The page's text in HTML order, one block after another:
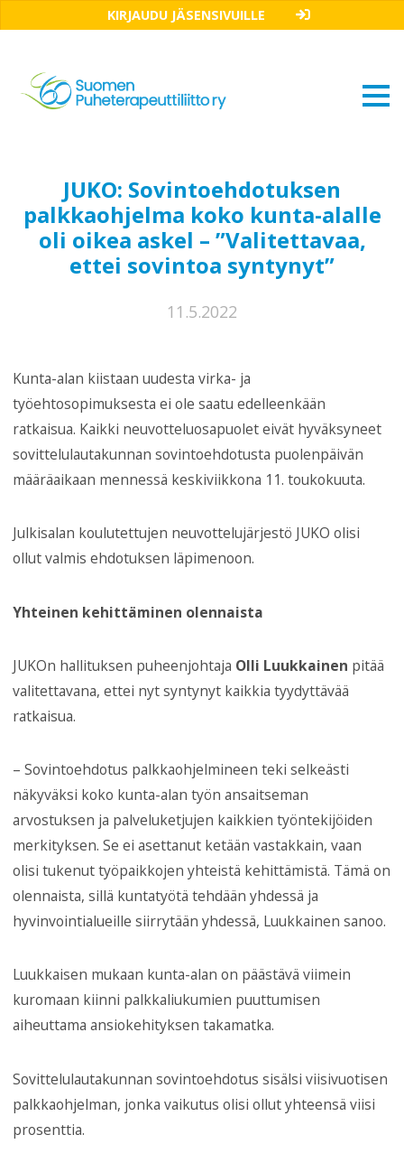
KIRJAUDU JÄSENSIVUILLE
JUKO: Sovintoehdotuksen
palkkaohjelma koko kunta-alalle
oli oikea askel – ”Valitettavaa,
ettei sovintoa syntynyt”
11.5.2022
Kunta-alan kiistaan uudesta virka- ja
työehtosopimuksesta ei ole saatu edelleenkään
ratkaisua. Kaikki neuvotteluosapuolet eivät hyväksyneet
sovittelulautakunnan sovintoehdotusta puolenpäivän
määräaikaan mennessä keskiviikkona 11. toukokuuta.
Julkisalan koulutettujen neuvottelujärjestö JUKO olisi
ollut valmis ehdotuksen läpimenoon.
Yhteinen kehittäminen olennaista
JUKOn hallituksen puheenjohtaja Olli Luukkainen pitää
valitettavana, ettei nyt syntynyt kaikkia tyydyttävää
ratkaisua.
– Sovintoehdotus palkkaohjelmineen teki selkeästi
näkyväksi koko kunta-alan työn ansaitseman
arvostuksen ja palveluketjujen kaikkien työntekijöiden
merkityksen. Se ei asettanut ketään vastakkain, vaan
olisi tukenut työpaikkojen yhteistä kehittämistä. Tämä on
olennaista, sillä kuntatyötä tehdään yhdessä ja
hyvinvointialueille siirrytään yhdessä, Luukkainen sanoo.
Luukkaisen mukaan kunta-alan on päästävä viimein
kuromaan kiinni palkkaliukumien puuttumisen
aiheuttama ansiokehityksen takamatka.
Sovittelulautakunnan sovintoehdotus sisälsi viisivuotisen
palkkaohjelman, jonka vaikutus olisi ollut yhteensä viisi
prosenttia.